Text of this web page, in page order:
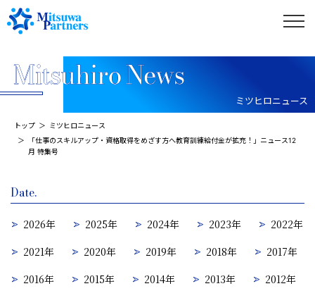
ミツヒロニュース
トップ
ミツヒロニュース
「仕事のスキルアップ・資格取得をめざす方へ教育訓練給付金が拡充！」ニュース12
月 特集号
Date.
2026年 2025年 2024年 2023年
2022年
2021年
2020年 2019年 2018年
2017年
2016年
2015年 2014年 2013年
2012年